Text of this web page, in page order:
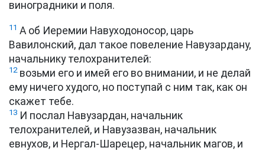
виноградники и поля.
11 А об Иеремии Навуходоносор, царь
Вавилонский, дал такое повеление Навузардану,
начальнику телохранителей:
12возьми его и имей его во внимании, и не делай
ему ничего худого, но поступай с ним так, как он
скажет тебе.
13 И послал Навузардан, начальник
телохранителей, и Навузазван, начальник
евнухов, и Нергал-Шарецер, начальник магов, и